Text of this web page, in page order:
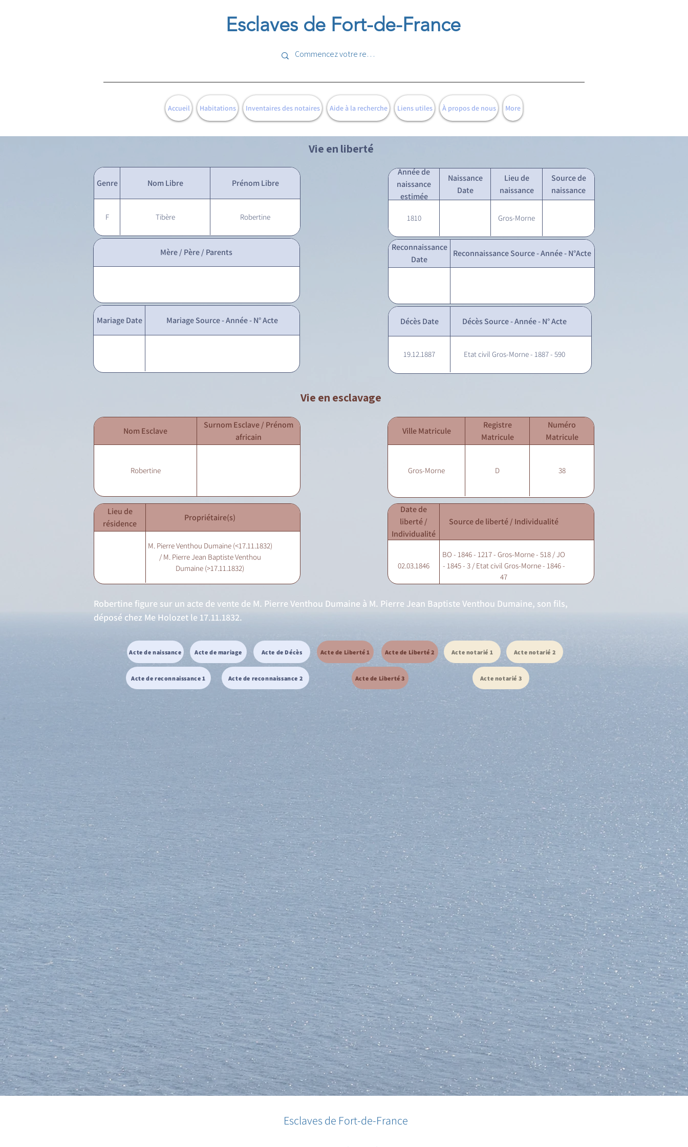
Esclaves de Fort-de-France
Accueil Habitations Inventaires des notaires Aide à la recherche Liens utiles À propos de nous More
Vie en liberté
Genre Nom Libre Prénom Libre
F Tibère Robertine
Année de
naissance
estimée
Naissance
Date
Lieu de
naissance
Source de
naissance
1810 Gros-Morne
Mère / Père / Parents
Mariage Date Mariage Source - Année - N° Acte
Reconnaissance
Date
Reconnaissance Source - Année - N°Acte
Décès Date Décès Source - Année - N° Acte
19.12.1887 Etat civil Gros-Morne - 1887 - 590
Vie en esclavage
Nom Esclave
Surnom Esclave / Prénom
africain
Robertine
Ville Matricule
Registre
Matricule
Numéro
Matricule
Gros-Morne D 38
Lieu de
résidence
Propriétaire(s)
M. Pierre Venthou Dumaine (<17.11.1832)
/ M. Pierre Jean Baptiste Venthou
Dumaine (>17.11.1832)
Date de
liberté /
Individualité
Source de liberté / Individualité
02.03.1846
BO - 1846 - 1217 - Gros-Morne - 518 / JO
- 1845 - 3 / Etat civil Gros-Morne - 1846 -
47
Robertine figure sur un acte de vente de M. Pierre Venthou Dumaine à M. Pierre Jean Baptiste Venthou Dumaine, son fils,
déposé chez Me Holozet le 17.11.1832.
Acte de naissance Acte de mariage Acte de Décès
Acte de reconnaissance 1 Acte de reconnaissance 2
Acte de Liberté 1 Acte de Liberté 2
Acte de Liberté 3
Acte notarié 1 Acte notarié 2
Acte notarié 3
Esclaves de Fort-de-France